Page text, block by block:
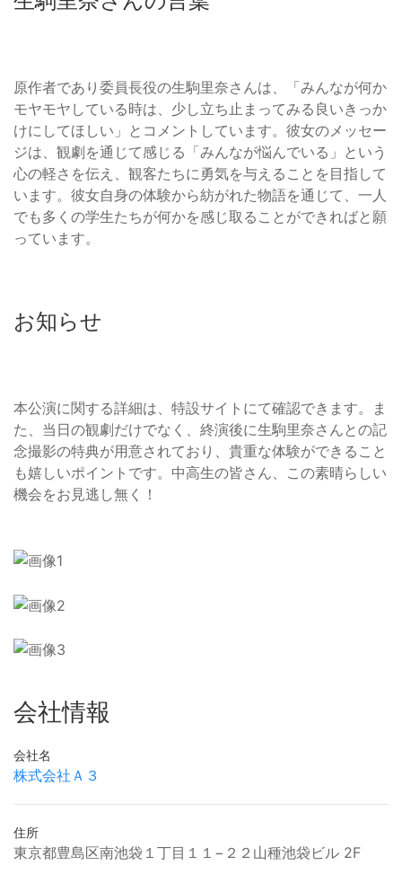
原作者であり委員長役の生駒里奈さんは、「みんなが何か
モヤモヤしている時は、少し立ち止まってみる良いきっか
けにしてほしい」とコメントしています。彼女のメッセー
ジは、観劇を通じて感じる「みんなが悩んでいる」という
心の軽さを伝え、観客たちに勇気を与えることを目指して
います。彼女自身の体験から紡がれた物語を通じて、一人
でも多くの学生たちが何かを感じ取ることができればと願
っています。
お知らせ
本公演に関する詳細は、特設サイトにて確認できます。ま
た、当日の観劇だけでなく、終演後に生駒里奈さんとの記
念撮影の特典が用意されており、貴重な体験ができること
も嬉しいポイントです。中高生の皆さん、この素晴らしい
機会をお見逃し無く！
会社情報
会社名
株式会社Ａ３
住所
東京都豊島区南池袋１丁目１１−２２山種池袋ビル 2F